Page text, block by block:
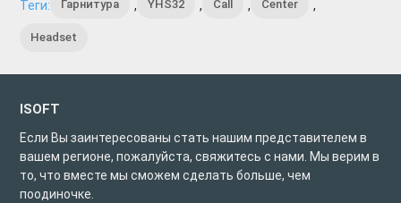
Теги: Гарнитура , YHS32 , Call , Center ,
Headset
ISOFT
Если Вы заинтересованы стать нашим представителем в
вашем регионе, пожалуйста, свяжитесь с нами. Мы верим в
то, что вместе мы сможем сделать больше, чем
поодиночке.